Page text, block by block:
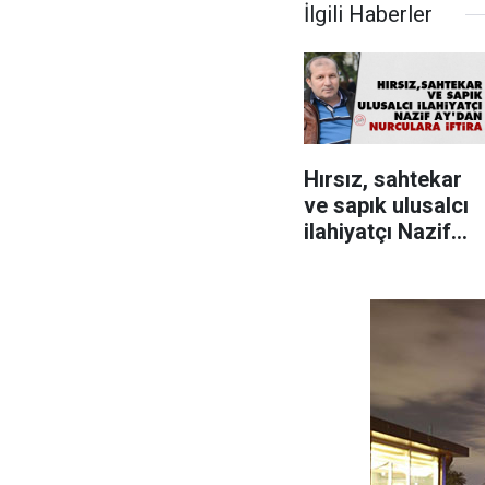
İlgili Haberler
Hırsız, sahtekar
ve sapık ulusalcı
ilahiyatçı Nazif